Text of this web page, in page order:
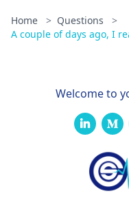
Home > Questions
>
A couple of days ago, I
Welcome to